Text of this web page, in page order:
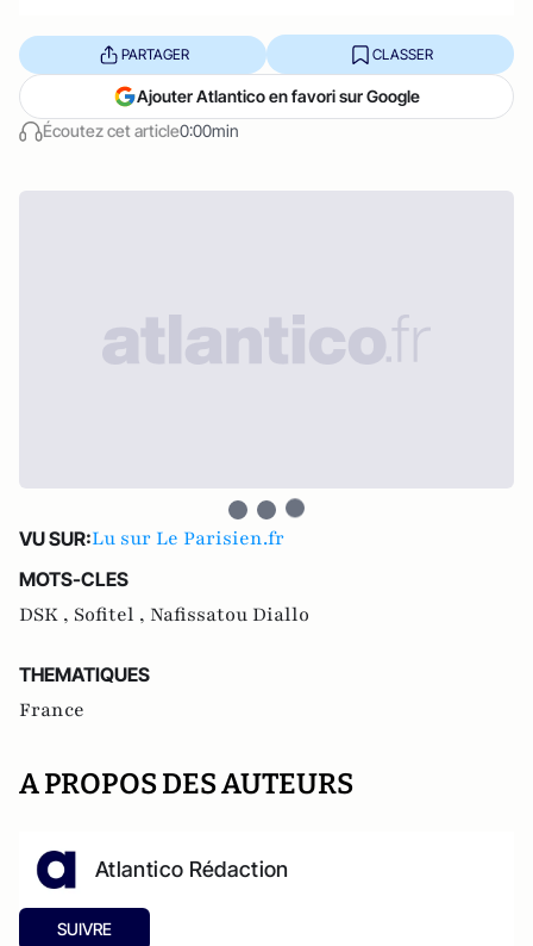
Écoutez cet article0:00min
PARTAGER CLASSER
Ajouter Atlantico en favori sur Google
VU SUR:Lu sur Le Parisien.fr
MOTS-CLES
DSK , Sofitel , Nafissatou Diallo
THEMATIQUES
France
A PROPOS DES AUTEURS
Atlantico Rédaction
SUIVRE